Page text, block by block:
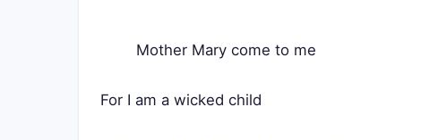
	Mother Mary come to me
For I am a wicked child